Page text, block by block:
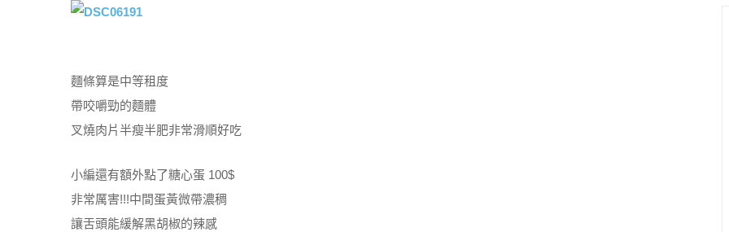
麵條算是中等租度
帶咬嚼勁的麵體
叉燒肉片半瘦半肥非常滑順好吃
小編還有額外點了糖心蛋 100$
非常厲害!!!中間蛋黃微帶濃稠
讓舌頭能緩解黑胡椒的辣感